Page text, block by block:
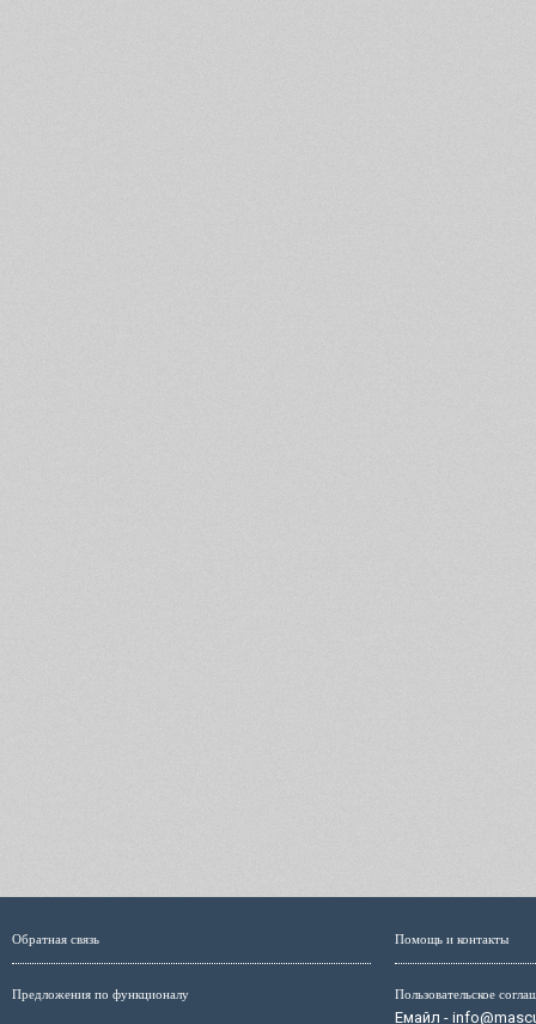
Обратная связь
Предложения по функционалу
Помощь и контакты
Пользовательское
Емайл -